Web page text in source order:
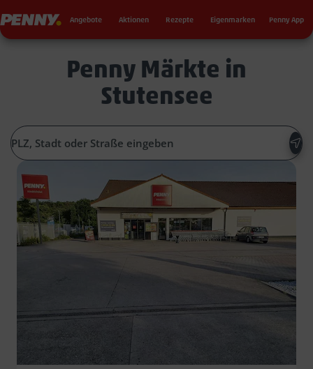
Penny Angebote Aktionen Rezepte Eigenmarken Penny App
Penny Märkte in
Stutensee